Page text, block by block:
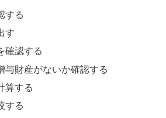
する
す
確認する
与財産がないか確認する
算する
する